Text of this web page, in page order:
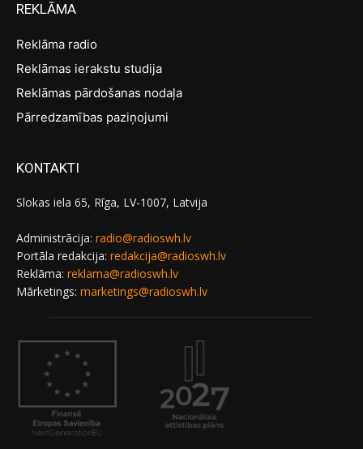
REKLĀMA
Reklāma radio
Reklāmas ierakstu studija
Reklāmas pārdošanas nodaļa
Pārredzamības paziņojumi
KONTAKTI
Slokas iela 65, Rīga, LV-1007, Latvija
Administrācija: radio@radioswh.lv
Portāla redakcija: redakcija@radioswh.lv
Reklāma: reklama@radioswh.lv
Mārketings: marketings@radioswh.lv